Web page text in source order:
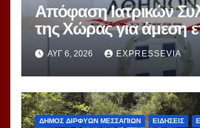
Απόφαση Ιατρικών
της Χώρας για άμεση επίσπευση
Διαδικασιών Εκλογών
ΑΥΓ 6, 2026 EXPRESSEVIA
ΔΗΜΟΣ ΔΙΡΦΥΩΝ ΜΕΣΣΑΠΙΩΝ ΕΙΔΗΣΕΙΣ